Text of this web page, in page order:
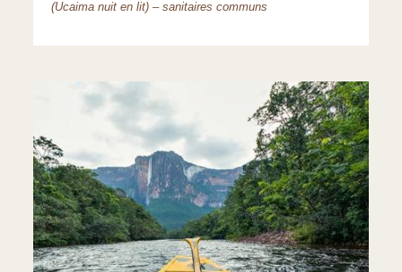
(Ucaima nuit en lit) – sanitaires communs